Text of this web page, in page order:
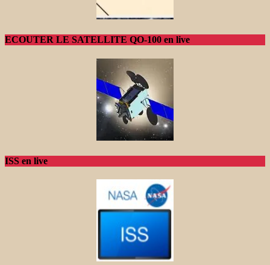
ECOUTER LE SATELLITE QO-100 en live
ISS en live